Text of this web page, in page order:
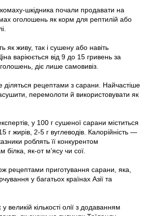
шкідника почали продавати на
оголошень як корм для рептилій або
живу, так і сушену або навіть
варіюється від 9 до 15 гривень за
діє лише самовивіз.
діляться рецептами з сарани. Найчастіше
перемолоти й використовувати як
у 100 г сушеної сарани міститься
г жирів, 2-5 г вуглеводів. Калорійність —
роблять її конкурентом
як-от м’ясу чи сої.
рецептами приготування сарани, яка,
у багатьох країнах Азії та
кількості олії з додаванням